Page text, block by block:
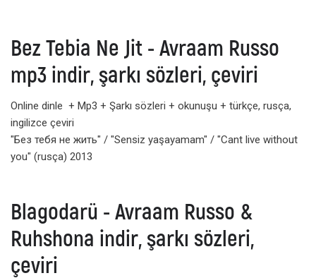
Bez Tebia Ne Jit - Avraam Russo
mp3 indir, şarkı sözleri, çeviri
Online dinle + Mp3 + Şarkı sözleri + okunuşu + türkçe, rusça,
ingilizce çeviri
"Без тебя не жить" / "Sensiz yaşayamam" / "Cant live without
you" (rusça) 2013
Blagodarü - Avraam Russo &
Ruhshona indir, şarkı sözleri,
çeviri